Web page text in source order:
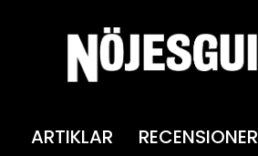
ARTIKLAR RECENSIONER